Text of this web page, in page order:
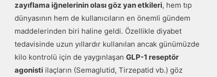
zayıflama iğnelerinin olası göz yan etkileri, hem tıp
dünyasının hem de kullanıcıların en önemli gündem
maddelerinden biri haline geldi. Özellikle diyabet
tedavisinde uzun yıllardır kullanılan ancak günümüzde
kilo kontrolü için de yaygınlaşan GLP-1 reseptör
agonisti ilaçların (Semaglutid, Tirzepatid vb.) göz